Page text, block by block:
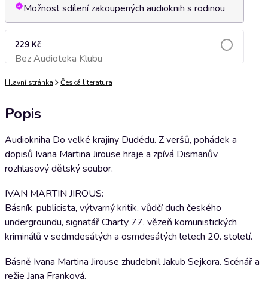
Možnost sdílení zakoupených audioknih s rodinou
229 Kč
Bez Audioteka KlubuPřidat do košíku
Hlavní stránka Česká literatura
Popis
Audiokniha Do velké krajiny Dudédu. Z veršů, pohádek a
dopisů Ivana Martina Jirouse hraje a zpívá Dismanův
rozhlasový dětský soubor.
IVAN MARTIN JIROUS:
Básník, publicista, výtvarný kritik, vůdčí duch českého
undergroundu, signatář Charty 77, vězeň komunistických
kriminálů v sedmdesátých a osmdesátých letech 20. století.
Básně Ivana Martina Jirouse zhudebnil Jakub Sejkora. Scénář a
režie Jana Franková.